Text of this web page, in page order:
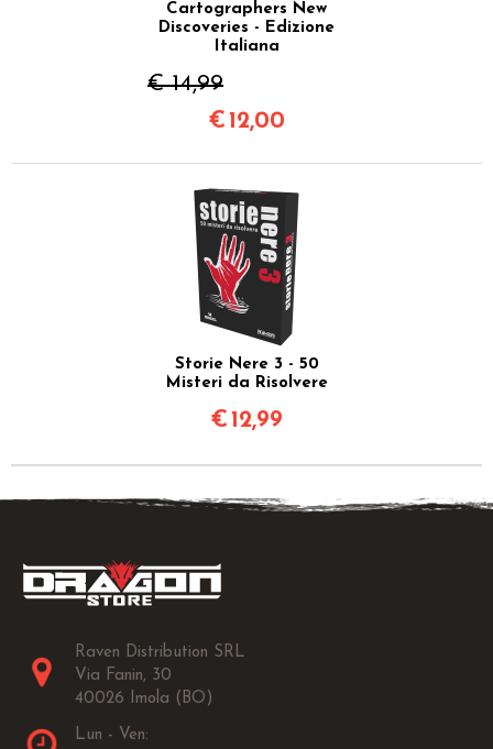
Cartographers New
Discoveries - Edizione
Italiana
€ 14,99
€ 12,00
Storie Nere 3 - 50
Misteri da Risolvere
€ 12,99
Raven Distribution SRL
Via Fanin, 30
40026 Imola (BO)
Lun - Ven: